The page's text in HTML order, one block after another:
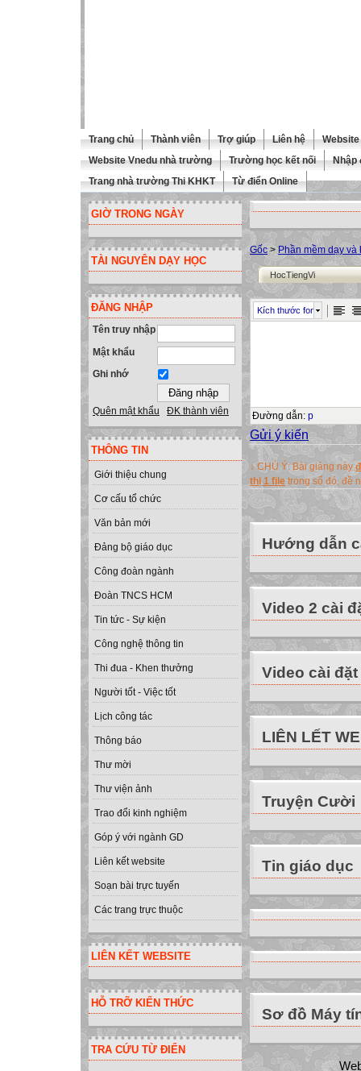
Trang chủ Thành viên Trợ giúp Liên hệ
Website Vnedu nhà trường
Trường học kết nối
Nhập
Trang nhà trường Thi KHKT
Từ điển Online
GIỜ TRONG NGÀY
TÀI NGUYÊN DẠY HỌC
ĐĂNG NHẬP
Tên truy nhập
Mật khẩu
Ghi nhớ
Quên mật khẩu ĐK thành viên
THÔNG TIN
Giới thiệu chung
Cơ cấu tổ chức
Văn bản mới
Đảng bộ giáo dục
Công đoàn ngành
Đoàn TNCS HCM
Tin tức - Sự kiện
Công nghệ thông tin
Thi đua - Khen thưởng
Người tốt - Việc tốt
Lịch công tác
Thông báo
Thư mời
Thư viện ảnh
Trao đổi kinh nghiệm
Góp ý với ngành GD
Liên kết website
Soạn bài trực tuyến
Các trang trực thuộc
LIÊN KẾT WEBSITE
HỖ TRỠ KIẾN THỨC
TRA CỨU TỪ ĐIỂN
Gốc > Phần mềm dạy
HocTiengVi
Kích thước font
Đường dẫn: p
Gửi ý kiến
↓ CHÚ Ý: Bài giảng này
thị 1 file trong số đó, đề
Hướng dẫn
Video 2 cài
Video cài đặt
LIÊN LẾT
Truyện Cười
Tin giáo dục
Sơ đồ Máy